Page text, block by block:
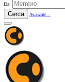
Da:
Cerca Avanzate...